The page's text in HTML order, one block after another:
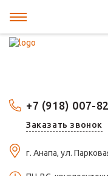
+7 (918) 007-
Заказать звонок
г. Анапа, ул.